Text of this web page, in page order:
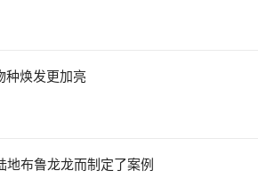
种焕发更加亮
地布鲁龙龙而制定了案例